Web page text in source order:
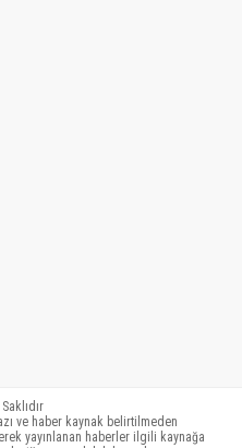
ve haber kaynak belirtilmeden
yayınlanan haberler ilgili kaynağa